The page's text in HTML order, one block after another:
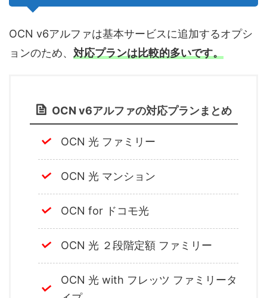
OCN v6アルファは基本サービスに追加するオプシ
ョンのため、 対応プランは比較的多いです。
OCN v6アルファの対応プランまとめ
OCN 光 ファミリー
OCN 光 マンション
OCN for ドコモ光
OCN 光 ２段階定額 ファミリー
OCN 光 with フレッツ ファミリータ